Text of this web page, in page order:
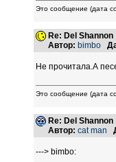
Это сообщение (дата
Re: Del Shannon
Автор: bimbo
Не прочитала.А
Это сообщение (дата
Re: Del Shannon
Автор: cat man
---> bimbo: